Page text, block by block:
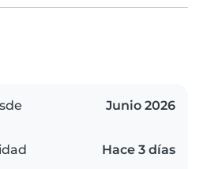
Junio 2026
Hace 3 días